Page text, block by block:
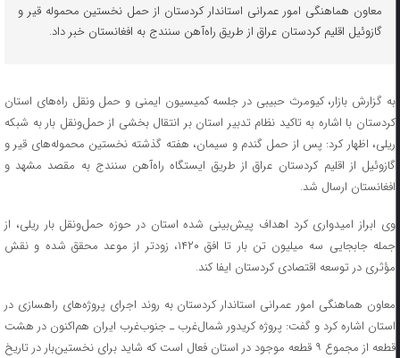
معاون هماهنگی امور عمرانی استاندار کردستان از حمل نخستین محموله قیر و
گازوئیل اقلیم کردستان عراق از طریق راه‌آهن سنندج به افغانستان خبر داد.
به گزارش بازار، کیومرث حبیبی در جلسه کمیسیون ایمنی و حمل ونقل راه‌های استان
کردستان با اشاره به تاکید نظام تدبیر استان بر انتقال بخشی از حمل‌ونقل بار به شبکه
ریلی، اظهار کرد: پس از حمل گندم و سیمان، هفته گذشته نخستین محموله‌های قیر و
گازوئیل از اقلیم کردستان عراق از طریق ایستگاه راه‌آهن سنندج به مقصد مشهد و
افغانستان ارسال شد.
وی ابراز امیدواری کرد اهداف پیش‌بینی‌ شده استان در حوزه حمل‌ونقل بار ریلی، از
جمله جابجایی سه میلیون تن بار تا افق ۱۴۲۰، زودتر از موعد محقق شده و نقش
مؤثری در توسعه اقتصادی کردستان ایفا کند.
معاون هماهنگی امور عمرانی استاندار کردستان به روند اجرای پروژه‌های راهسازی در
استان اشاره کرد و گفت: پروژه کریدور شمال‌غرب ـ جنوب‌غرب ایران هم‌اکنون در هشت
قطعه از مجموع ۹ قطعه موجود در استان فعال است که شاید برای نخستین‌بار در تاریخ